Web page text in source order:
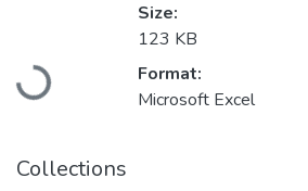
Loading...
Size:
123 KB
Format:
Microsoft Excel
Collections